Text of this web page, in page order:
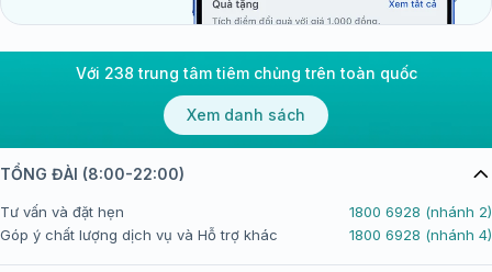
Với 238 trung tâm tiêm chủng trên toàn quốc
Xem danh sách
TỔNG ĐÀI (8:00-22:00)
Tư vấn và đặt hẹn
1800 6928 (nhánh 2)
Góp ý chất lượng dịch vụ và Hỗ trợ khác
1800 6928 (nhánh 4)